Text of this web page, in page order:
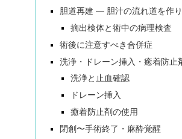
胆道再建 — 胆汁の流れ道を作
摘出検体と術中の病理検査
術後に注意すべき合併症
洗浄・ドレーン挿入・癒着防止
洗浄と止血確認
ドレーン挿入
癒着防止剤の使用
閉創〜手術終了・麻酔覚醒